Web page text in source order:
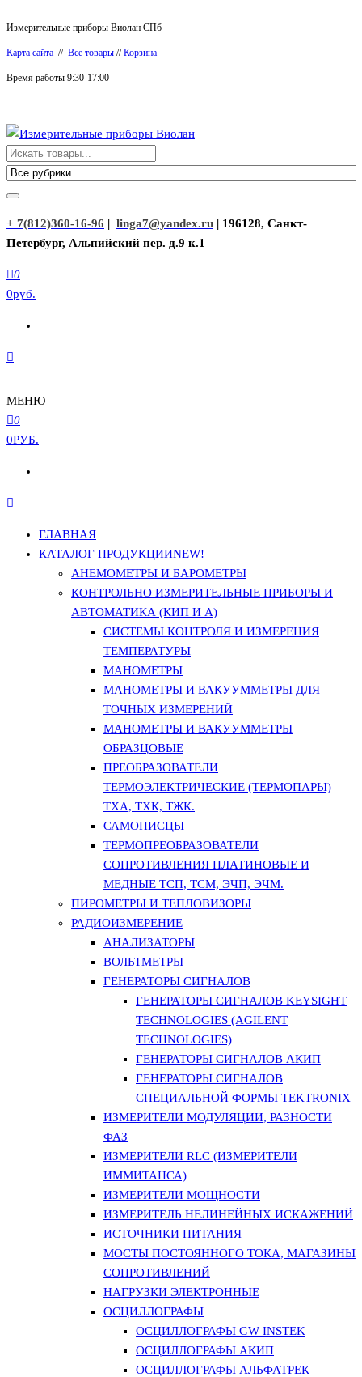
к
содержимому
Измерительные приборы Виолан СПб
Карта сайта // Все товары //Корзина
Время работы 9:30-17:00
Измерительные приборы Виолан
+ 7(812)360-16-96 | linga7@yandex.ru | 196128, Санкт-
Петербург, Альпийский пер. д.9 к.1
0
0руб.
МЕНЮ
0
0РУБ.
ГЛАВНАЯ
КАТАЛОГ ПРОДУКЦИИNEW!
АНЕМОМЕТРЫ И БАРОМЕТРЫ
КОНТРОЛЬНО ИЗМЕРИТЕЛЬНЫЕ ПРИБОРЫ И
АВТОМАТИКА (КИП И А)
СИСТЕМЫ КОНТРОЛЯ И ИЗМЕРЕНИЯ
ТЕМПЕРАТУРЫ
МАНОМЕТРЫ
МАНОМЕТРЫ И ВАКУУММЕТРЫ ДЛЯ
ТОЧНЫХ ИЗМЕРЕНИЙ
МАНОМЕТРЫ И ВАКУУММЕТРЫ
ОБРАЗЦОВЫЕ
ПРЕОБРАЗОВАТЕЛИ
ТЕРМОЭЛЕКТРИЧЕСКИЕ (ТЕРМОПАРЫ)
ТХА, ТХК, ТЖК.
САМОПИСЦЫ
ТЕРМОПРЕОБРАЗОВАТЕЛИ
СОПРОТИВЛЕНИЯ ПЛАТИНОВЫЕ И
МЕДНЫЕ ТСП, ТСМ, ЭЧП, ЭЧМ.
ПИРОМЕТРЫ И ТЕПЛОВИЗОРЫ
РАДИОИЗМЕРЕНИЕ
АНАЛИЗАТОРЫ
ВОЛЬТМЕТРЫ
ГЕНЕРАТОРЫ СИГНАЛОВ
ГЕНЕРАТОРЫ СИГНАЛОВ KEYSIGHT
TECHNOLOGIES (AGILENT
TECHNOLOGIES)
ГЕНЕРАТОРЫ СИГНАЛОВ АКИП
ГЕНЕРАТОРЫ СИГНАЛОВ
СПЕЦИАЛЬНОЙ ФОРМЫ TEKTRONIX
ИЗМЕРИТЕЛИ МОДУЛЯЦИИ, РАЗНОСТИ
ФАЗ
ИЗМЕРИТЕЛИ RLC (ИЗМЕРИТЕЛИ
ИММИТАНСА)
ИЗМЕРИТЕЛИ МОЩНОСТИ
ИЗМЕРИТЕЛЬ НЕЛИНЕЙНЫХ ИСКАЖЕНИЙ
ИСТОЧНИКИ ПИТАНИЯ
МОСТЫ ПОСТОЯННОГО ТОКА, МАГАЗИНЫ
СОПРОТИВЛЕНИЙ
НАГРУЗКИ ЭЛЕКТРОННЫЕ
ОСЦИЛЛОГРАФЫ
ОСЦИЛЛОГРАФЫ GW INSTEK
ОСЦИЛЛОГРАФЫ АКИП
ОСЦИЛЛОГРАФЫ АЛЬФАТРЕК